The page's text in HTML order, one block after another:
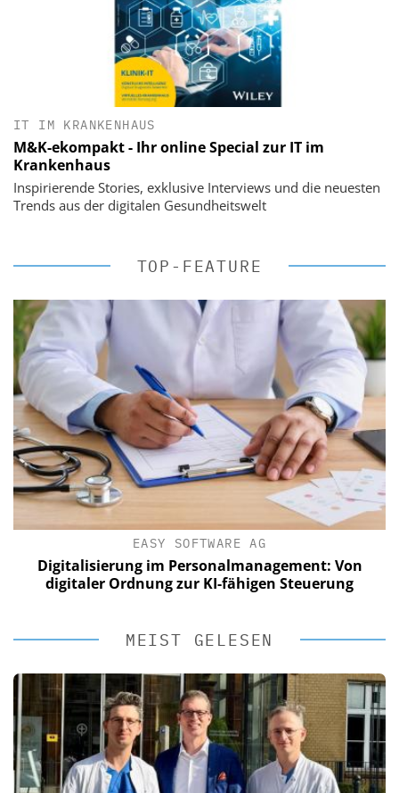
IT IM KRANKENHAUS
M&K-ekompakt - Ihr online Special zur IT im
Krankenhaus
Inspirierende Stories, exklusive Interviews und die neuesten
Trends aus der digitalen Gesundheitswelt
TOP-FEATURE
EASY SOFTWARE AG
Digitalisierung im Personalmanagement: Von
digitaler Ordnung zur KI-fähigen Steuerung
MEIST GELESEN